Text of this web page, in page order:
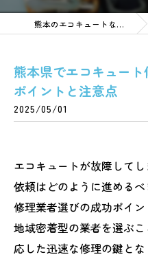
熊本のエコキュートなら有限会社九州エネルギーシステム
熊本県でエコキュー
ポイントと注意点
2025/05/01
エコキュートが故障して
依頼はどのように進めるべ
修理業者選びの成功ポイン
地域密着型の業者を選ぶ
応した迅速な修理の鍵と